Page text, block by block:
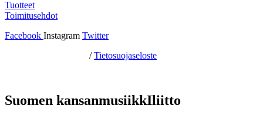
Tuotteet
Toimitusehdot
Facebook Instagram Twitter
/Tietosuojaseloste
Suomen kansanmusiikkIliitto